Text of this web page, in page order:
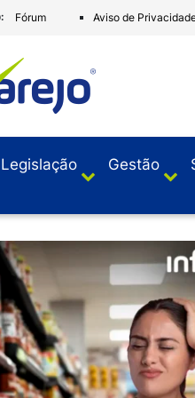
Fórum Aviso de
Legislação Gestão